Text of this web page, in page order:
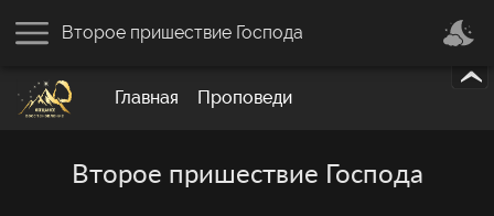
Главная Проповеди
Второе пришествие Господа
Второе пришествие Господа